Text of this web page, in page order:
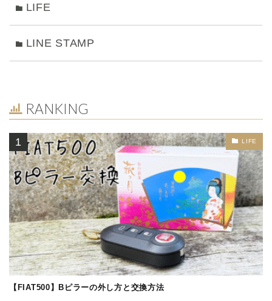
LIFE
LINE STAMP
RANKING
LIFE
【FIAT500】Bピラーの外し方と交換方法